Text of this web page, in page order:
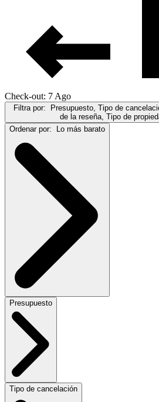
Check-out: 7 Ago
Filtra por:
Presupuesto, Tipo de
de la reseña, Tipo de
Ordenar por:
Lo más barato
Presupuesto
Tipo de cancelación